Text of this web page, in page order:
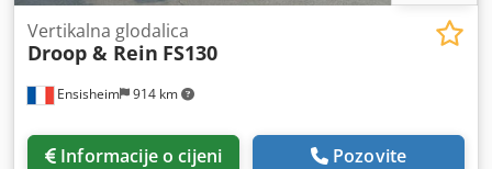
Ensisheim 914 km
Vertikalna glodalica
Droop & Rein FS130
Informacije o cijeni Pozovite